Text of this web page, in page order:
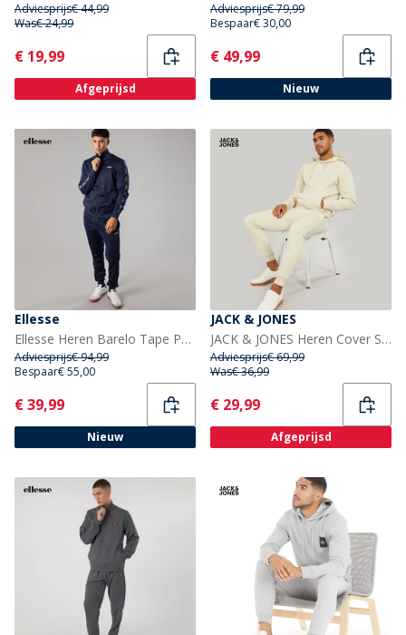
Adviesprijs€ 44,99
Was€ 24,99
Current
€ 19,99
Afgeprijsd
Adviesprijs€ 79,99
Bespaar€ 30,00
Current
€ 49,99
Nieuw
Ellesse
Ellesse Heren Barelo Tape Poly Trainingspak Navy
Adviesprijs€ 94,99
Bespaar€ 55,00
Current
€ 39,99
Nieuw
JACK & JONES
JACK & JONES Heren Cover Script Trainingspak Maanlicht
Adviesprijs€ 69,99
Was€ 36,99
Current
€ 29,99
Afgeprijsd